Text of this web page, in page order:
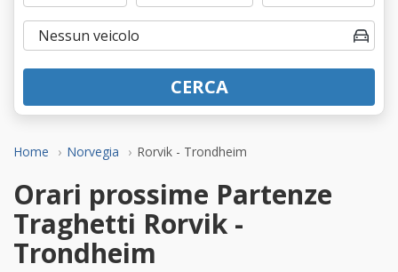
Home Norvegia Rorvik - Trondheim
CERCA
Orari prossime Partenze
Traghetti Rorvik -
Trondheim